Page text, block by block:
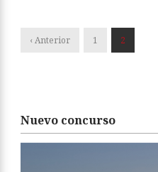
‹ Anterior 1 2
Nuevo concurso